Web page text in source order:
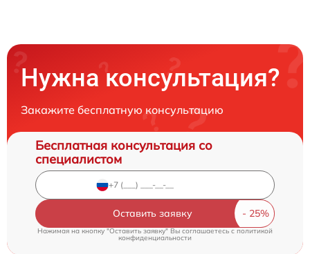
Нужна консультация?
Закажите бесплатную консультацию
Бесплатная консультация со
специалистом
Оставить заявку
Нажимая на кнопку "Оставить заявку" Вы соглашаетесь cполитикой
конфиденциальности